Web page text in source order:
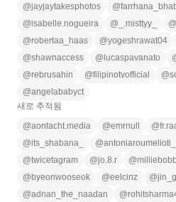
@jayjaytakesphotos @
@isabelle.nogueira @ _.misttyy_ @
@robertaa_haas @yogeshrawat04
@shawnaccess @ lucaspavanato
@rebrusahin @filipinotvofficial @
@angelababyct
새로 추적됨
@aontacht.media @emrnull @
@its_shabana_ @antoniaroumelioti_
@twicetagram @jo.8.r @
@ byeonwooseok @eelcinz @
@adnan_the_naadan @